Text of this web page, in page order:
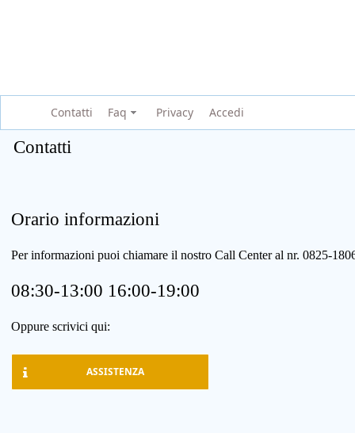
Contatti Faq Privacy Accedi
Contatti
Orario informazioni
Per informazioni puoi chiamare il nostro Call Center al nr. 0825-
08:30-13:00 16:00-19:00
Oppure scrivici qui:
ASSISTENZA